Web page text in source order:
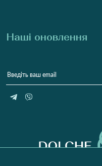
Наші оновлення